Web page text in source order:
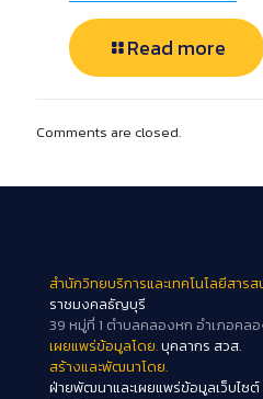
Read more
Comments are closed.
สำนักวิทยบริการและเทคโนโลยีสารส
ราชมงคลธัญบุรี
39 หมู่ที่ 1 ตำบลคลองหก อำเภอคล
เผยแพร่ข้อมูลโดย.บุคลากร สวส.
สร้างและพัฒนาโดย.
ฝ่ายพัฒนาและเผยแพร่ข้อมูลเว็บไซต์